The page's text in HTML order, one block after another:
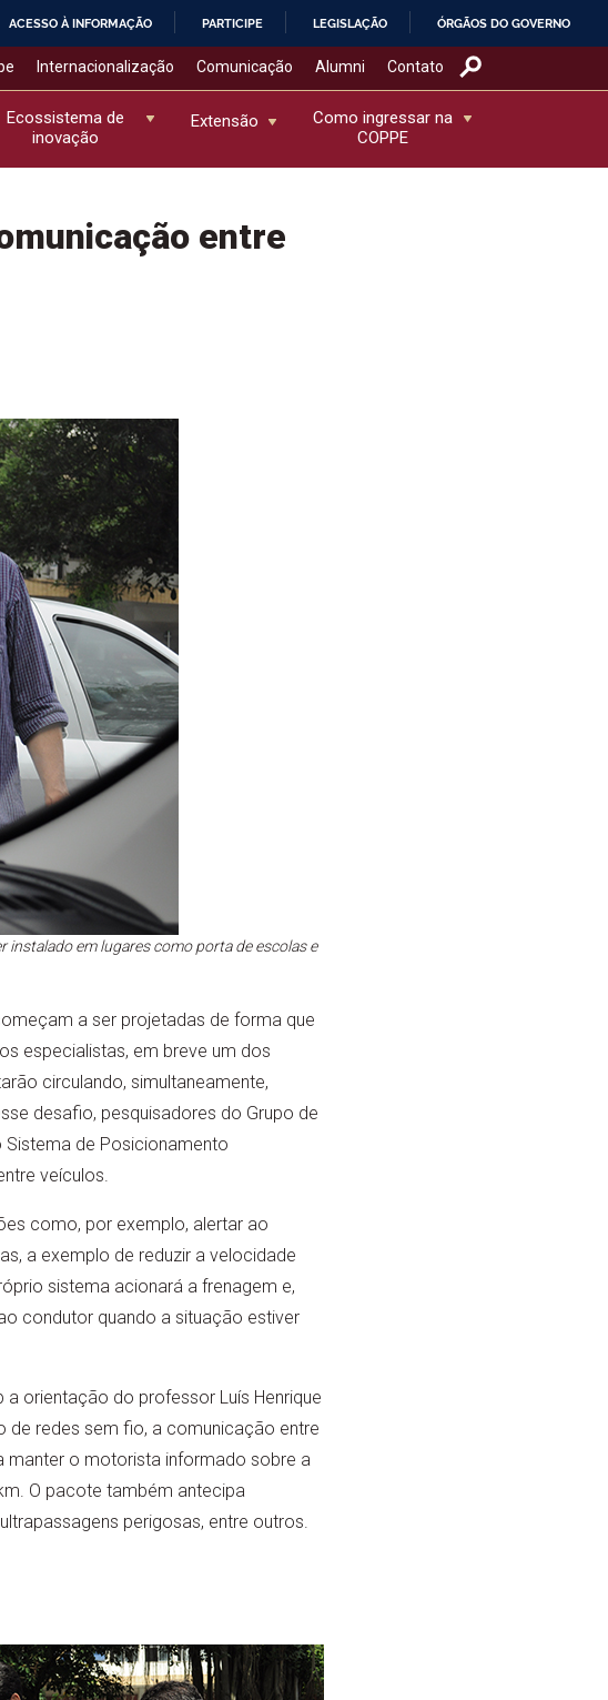
ACESSO À INFORMAÇÃO PARTICIPE LEGISLAÇÃO ÓRGÃOS DO GOVERNO
Internacionalização Comunicação Alumni Contato
Ecossistema de
inovação
Extensão
Como ingressar na
COPPE
entre
instalado em lugares como porta de escolas e
a ser projetadas de forma que
especialistas, em breve um dos
circulando, simultaneamente,
desafio, pesquisadores do Grupo de
de Posicionamento
veículos.
como, por exemplo, alertar ao
a exemplo de reduzir a velocidade
sistema acionará a frenagem e,
condutor quando a situação estiver
orientação do professor Luís Henrique
de redes sem fio, a comunicação entre
manter o motorista informado sobre a
O pacote também antecipa
perigosas, entre outros.